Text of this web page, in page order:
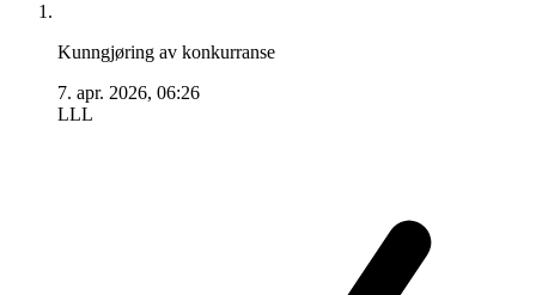
Kunngjøring av konkurranse
7. apr. 2026, 06:26
LLL